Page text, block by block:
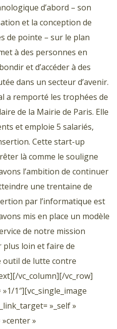
d’abord – son
et la conception de
de pointe – sur le plan
à des personnes en
et d’accéder à des
dans un secteur d’avenir.
a remporté les trophées de
de la Mairie de Paris. Elle
et emploie 5 salariés,
Cette start-up
là comme le souligne
l’ambition de continuer
une trentaine de
par l’informatique est
mis en place un modèle
de notre mission
plus loin et faire de
outil de lutte contre
vc_column][/vc_row]
1″][vc_single_image
»_self »
»